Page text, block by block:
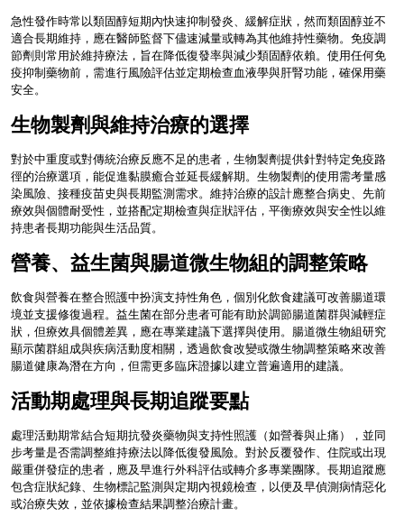
急性發作時常以類固醇短期內快速抑制發炎、緩解症狀，然而類固醇並不
適合長期維持，應在醫師監督下儘速減量或轉為其他維持性藥物。免疫調
節劑則常用於維持療法，旨在降低復發率與減少類固醇依賴。使用任何免
疫抑制藥物前，需進行風險評估並定期檢查血液學與肝腎功能，確保用藥
安全。
生物製劑與維持治療的選擇
對於中重度或對傳統治療反應不足的患者，生物製劑提供針對特定免疫路
徑的治療選項，能促進黏膜癒合並延長緩解期。生物製劑的使用需考量感
染風險、接種疫苗史與長期監測需求。維持治療的設計應整合病史、先前
療效與個體耐受性，並搭配定期檢查與症狀評估，平衡療效與安全性以維
持患者長期功能與生活品質。
營養、益生菌與腸道微生物組的調整策略
飲食與營養在整合照護中扮演支持性角色，個別化飲食建議可改善腸道環
境並支援修復過程。益生菌在部分患者可能有助於調節腸道菌群與減輕症
狀，但療效具個體差異，應在專業建議下選擇與使用。腸道微生物組研究
顯示菌群組成與疾病活動度相關，透過飲食改變或微生物調整策略來改善
腸道健康為潛在方向，但需更多臨床證據以建立普遍適用的建議。
活動期處理與長期追蹤要點
處理活動期常結合短期抗發炎藥物與支持性照護（如營養與止痛），並同
步考量是否需調整維持療法以降低復發風險。對於反覆發作、住院或出現
嚴重併發症的患者，應及早進行外科評估或轉介多專業團隊。長期追蹤應
包含症狀紀錄、生物標記監測與定期內視鏡檢查，以便及早偵測病情惡化
或治療失效，並依據檢查結果調整治療計畫。